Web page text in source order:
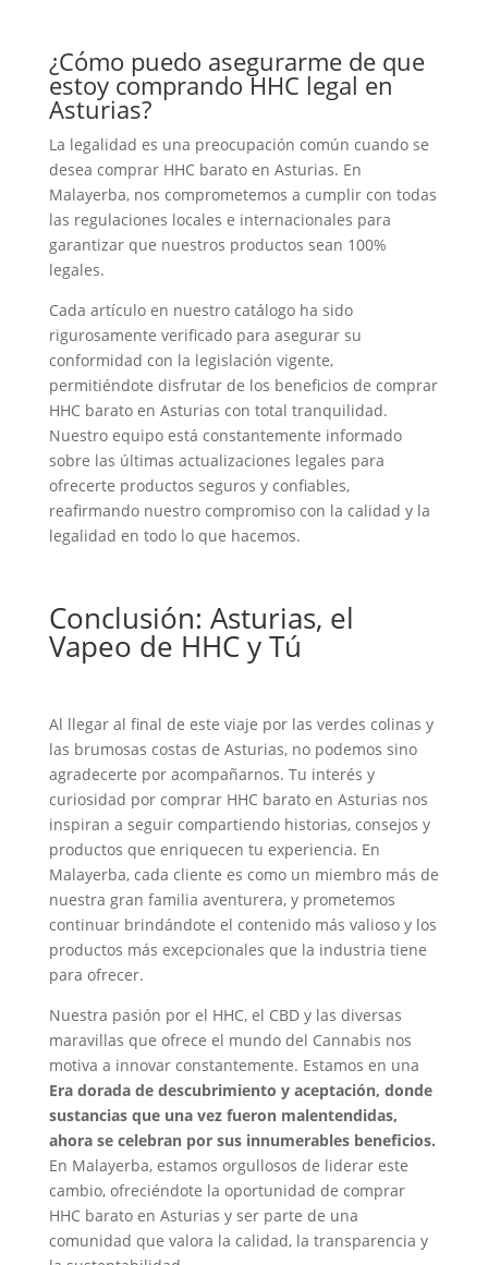
¿Cómo puedo asegurarme de que
estoy comprando HHC legal en
Asturias?
La legalidad es una preocupación común cuando se
desea comprar HHC barato en Asturias. En
Malayerba, nos comprometemos a cumplir con todas
las regulaciones locales e internacionales para
garantizar que nuestros productos sean 100%
legales.
Cada artículo en nuestro catálogo ha sido
rigurosamente verificado para asegurar su
conformidad con la legislación vigente,
permitiéndote disfrutar de los beneficios de comprar
HHC barato en Asturias con total tranquilidad.
Nuestro equipo está constantemente informado
sobre las últimas actualizaciones legales para
ofrecerte productos seguros y confiables,
reafirmando nuestro compromiso con la calidad y la
legalidad en todo lo que hacemos.
Conclusión: Asturias, el
Vapeo de HHC y Tú
Al llegar al final de este viaje por las verdes colinas y
las brumosas costas de Asturias, no podemos sino
agradecerte por acompañarnos. Tu interés y
curiosidad por comprar HHC barato en Asturias nos
inspiran a seguir compartiendo historias, consejos y
productos que enriquecen tu experiencia. En
Malayerba, cada cliente es como un miembro más de
nuestra gran familia aventurera, y prometemos
continuar brindándote el contenido más valioso y los
productos más excepcionales que la industria tiene
para ofrecer.
Nuestra pasión por el HHC, el CBD y las diversas
maravillas que ofrece el mundo del Cannabis nos
motiva a innovar constantemente. Estamos en una
Era dorada de descubrimiento y aceptación, donde
sustancias que una vez fueron malentendidas,
ahora se celebran por sus innumerables beneficios.
En Malayerba, estamos orgullosos de liderar este
cambio, ofreciéndote la oportunidad de comprar
HHC barato en Asturias y ser parte de una
comunidad que valora la calidad, la transparencia y